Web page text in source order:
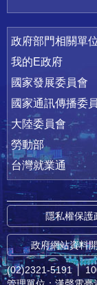
政府部門相關單
我的E政府
國家發展委員會
國家通訊傳播委
大陸委員會
勞動部
台灣就業通
隱私權保護
政府網站資料
(02)2321-5191 │